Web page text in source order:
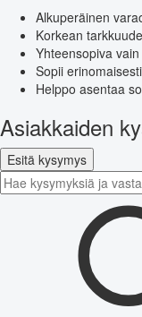
Alkuperäinen
Korkean
Yhteensopiva
Sopii
Helppo asentaa
Asiakkaiden
Esitä kysymys